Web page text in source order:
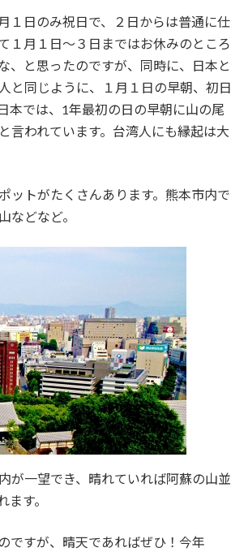
１日のみ祝日で、２日からは普通に仕
１月１日～３日まではお休みのところ
、と思ったのですが、同時に、日本と
と同じように、１月１日の早朝、初日
本では、1年最初の日の早朝に山の尾
言われています。台湾人にも縁起は大
ットがたくさんあります。熊本市内で
などなど。
が一望でき、晴れていれば阿蘇の山並
す。
ですが、晴天であればぜひ！今年